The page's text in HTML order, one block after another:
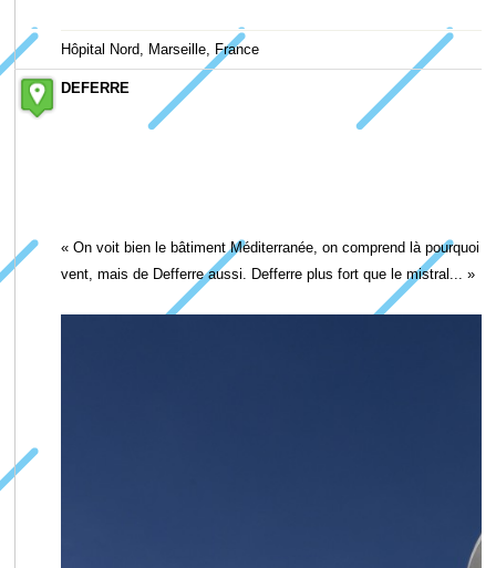
Hôpital Nord, Marseille, France
DEFERRE
« On voit bien le bâtiment Méditerranée, on comprend là pourquoi
vent, mais de Defferre aussi. Defferre plus fort que le mistral... »